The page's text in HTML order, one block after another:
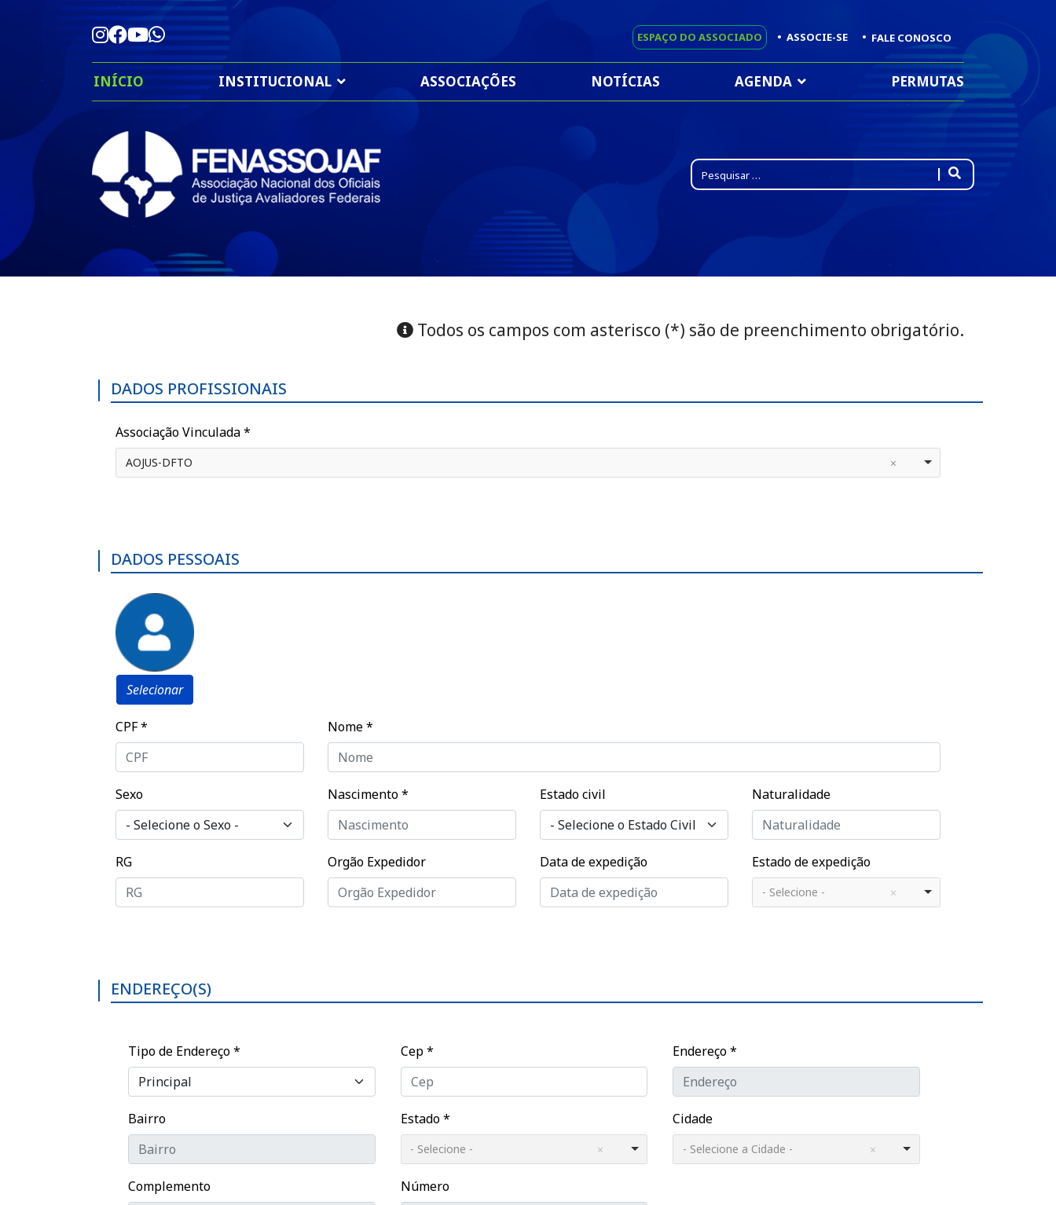
ESPAÇO DO ASSOCIADO • ASSOCIE-SE • FALE CONOSCO
INÍCIO INSTITUCIONAL ASSOCIAÇÕES NOTÍCIAS AGENDA PERMUTAS
Todos os campos com asterisco (*) são de preenchimento obrigatório.
DADOS PROFISSIONAIS
Associação Vinculada*
AOJUS-DFTO
DADOS PESSOAIS
Selecionar
CPF* Nome*
Sexo Nascimento* Estado civil Naturalidade
RG Orgão Expedidor Data de expedição Estado de expedição
- Selecione -
ENDEREÇO(S)
Tipo de Endereço* Cep* Endereço*
Bairro Estado*
- Selecione -
Cidade
- Selecione a Cidade -
Complemento Número